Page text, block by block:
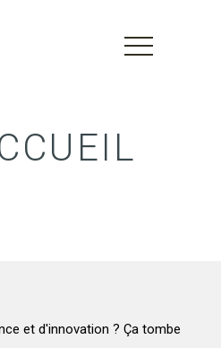
et d'innovation ? Ça tombe